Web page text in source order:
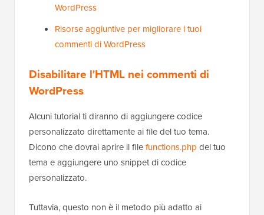
WordPress
Risorse aggiuntive per migliorare i tuoi
commenti di WordPress
Disabilitare l'HTML nei commenti di
WordPress
Alcuni tutorial ti diranno di aggiungere codice
personalizzato direttamente ai file del tuo tema.
Dicono che dovrai aprire il filefunctions.php del tuo
tema e aggiungere uno snippet di codice
personalizzato.
Tuttavia, questo non è il metodo più adatto ai